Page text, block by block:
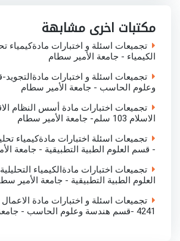
p
p n
مكتبات اخرى مشابهة
الكيمياء - جامعة الأمير سطام
تجميعات اسئلة و اختبارات
وعلوم الحاسب - جامعة الأمير سطام
تجميعات اختبارات مادة أسس النظام
الاسلام 103 سلم- جامعة الأمير سطام
- قسم العلوم الطبية التطبيقية - جامعة
العلوم الطبية التطبيقية - جامعة الأمير
4241 -قسم هندسة وعلوم الحاسب - جامعة الأمير سطام